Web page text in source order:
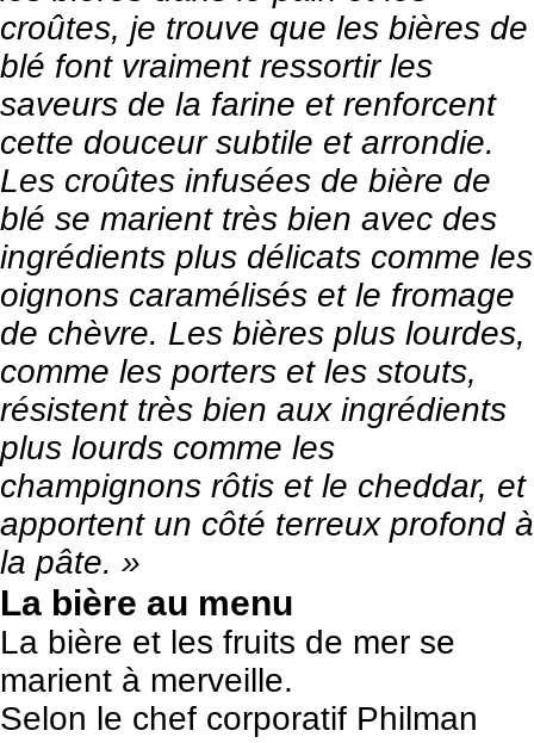
croûtes, je trouve que les bières de
blé font vraiment ressortir les
saveurs de la farine et renforcent
cette douceur subtile et arrondie.
Les croûtes infusées de bière de
blé se marient très bien avec des
ingrédients plus délicats comme les
oignons caramélisés et le fromage
de chèvre. Les bières plus lourdes,
comme les porters et les stouts,
résistent très bien aux ingrédients
plus lourds comme les
champignons rôtis et le cheddar, et
apportent un côté terreux profond à
la pâte. »
La bière au menu
La bière et les fruits de mer se
marient à merveille.
Selon le chef corporatif Philman